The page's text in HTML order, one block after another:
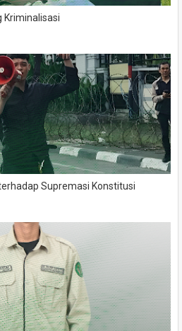
Kriminalisasi
Supremasi Konstitusi